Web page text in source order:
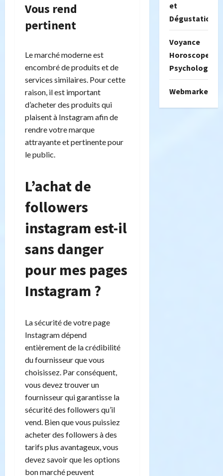
Vous rend
pertinent
Le marché moderne est
encombré de produits et de
services similaires. Pour cette
raison, il est important
d’acheter des produits qui
plaisent à Instagram afin de
rendre votre marque
attrayante et pertinente pour
le public.
L’achat de
followers
instagram est-il
sans danger
pour mes pages
Instagram ?
La sécurité de votre page
Instagram dépend
entièrement de la crédibilité
du fournisseur que vous
choisissez. Par conséquent,
vous devez trouver un
fournisseur qui garantisse la
sécurité des followers qu’il
vend. Bien que vous puissiez
acheter des followers à des
tarifs plus avantageux, vous
devez savoir que les options
bon marché peuvent
et
Dégustation
Voyance
Horoscope
Psychologie
Webmarketing